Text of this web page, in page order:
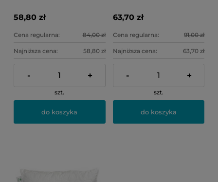
58,80 zł
Cena regularna: 84,00 zł
Najniższa cena: 58,80 zł
- +
szt.
do koszyka
63,70 zł
Cena regularna: 91,00 zł
Najniższa cena: 63,70 zł
- +
szt.
do koszyka